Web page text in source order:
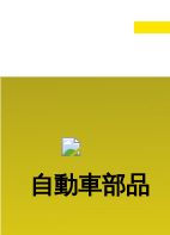
自動車部品